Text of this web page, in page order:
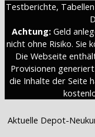
Testberichte,
Achtung: Geld
nicht ohne Risiko. Sie
Die Webseite
Provisionen
die Inhalte der Seite
Aktuelle Depot-